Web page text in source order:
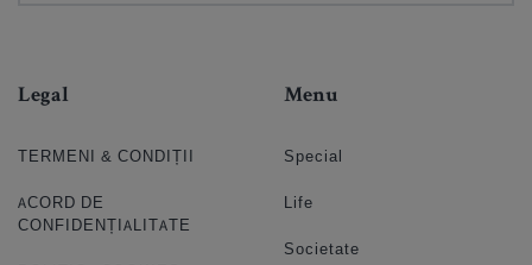
Legal
TERMENI & CONDIȚII
ACORD DE
CONFIDENȚIALITATE
Menu
Special
Life
Societate